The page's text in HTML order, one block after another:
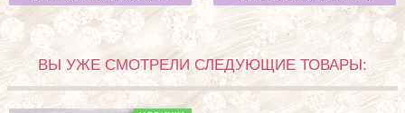
ВЫ УЖЕ СМОТРЕЛИ СЛЕДУЮЩИЕ ТОВАРЫ: